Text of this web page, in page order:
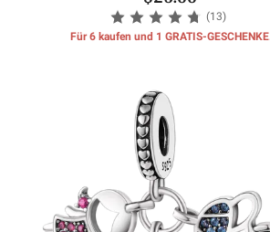
(13)
Für 6 kaufen und 1 GRATIS-GESCHENKE